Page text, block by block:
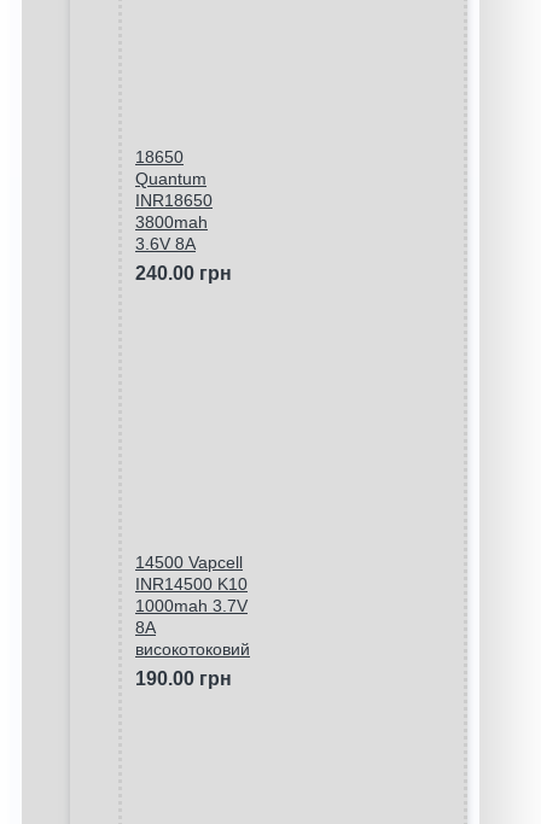
18650
Quantum
INR18650
3800mah
3.6V 8A
240.00 грн
14500 Vapcell
INR14500 K10
1000mah 3.7V
8A
високотоковий
190.00 грн